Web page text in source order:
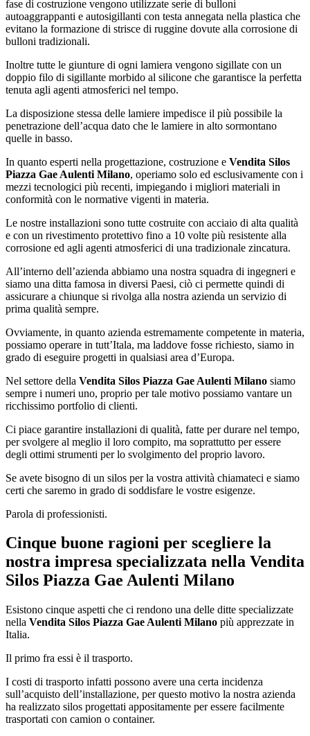
fase di costruzione vengono utilizzate serie di bulloni
autoaggrappanti e autosigillanti con testa annegata nella plastica che
evitano la formazione di strisce di ruggine dovute alla corrosione di
bulloni tradizionali.
Inoltre tutte le giunture di ogni lamiera vengono sigillate con un
doppio filo di sigillante morbido al silicone che garantisce la perfetta
tenuta agli agenti atmosferici nel tempo.
La disposizione stessa delle lamiere impedisce il più possibile la
penetrazione dell’acqua dato che le lamiere in alto sormontano
quelle in basso.
In quanto esperti nella progettazione, costruzione e Vendita Silos
Piazza Gae Aulenti Milano, operiamo solo ed esclusivamente con i
mezzi tecnologici più recenti, impiegando i migliori materiali in
conformità con le normative vigenti in materia.
Le nostre installazioni sono tutte costruite con acciaio di alta qualità
e con un rivestimento protettivo fino a 10 volte più resistente alla
corrosione ed agli agenti atmosferici di una tradizionale zincatura.
All’interno dell’azienda abbiamo una nostra squadra di ingegneri e
siamo una ditta famosa in diversi Paesi, ciò ci permette quindi di
assicurare a chiunque si rivolga alla nostra azienda un servizio di
prima qualità sempre.
Ovviamente, in quanto azienda estremamente competente in materia,
possiamo operare in tutt’Itala, ma laddove fosse richiesto, siamo in
grado di eseguire progetti in qualsiasi area d’Europa.
Nel settore della Vendita Silos Piazza Gae Aulenti Milano siamo
sempre i numeri uno, proprio per tale motivo possiamo vantare un
ricchissimo portfolio di clienti.
Ci piace garantire installazioni di qualità, fatte per durare nel tempo,
per svolgere al meglio il loro compito, ma soprattutto per essere
degli ottimi strumenti per lo svolgimento del proprio lavoro.
Se avete bisogno di un silos per la vostra attività chiamateci e siamo
certi che saremo in grado di soddisfare le vostre esigenze.
Parola di professionisti.
Cinque buone ragioni per scegliere la
nostra impresa specializzata nella Vendita
Silos Piazza Gae Aulenti Milano
Esistono cinque aspetti che ci rendono una delle ditte specializzate
nella Vendita Silos Piazza Gae Aulenti Milano più apprezzate in
Italia.
Il primo fra essi è il trasporto.
I costi di trasporto infatti possono avere una certa incidenza
sull’acquisto dell’installazione, per questo motivo la nostra azienda
ha realizzato silos progettati appositamente per essere facilmente
trasportati con camion o container.